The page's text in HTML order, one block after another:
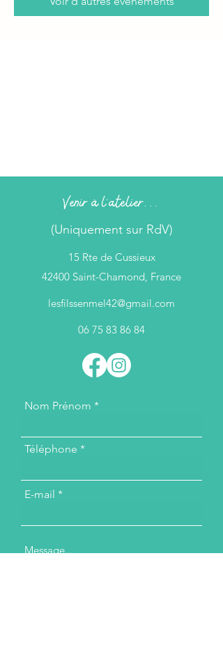
Venir à l'atelier...
(Uniquement sur RdV)
15 Rte de Cussieux
42400 Saint-Chamond, France
lesfilssenmel42@gmail.com
06 75 83 86 84
Nom Prénom
Téléphone
E-mail
Message...